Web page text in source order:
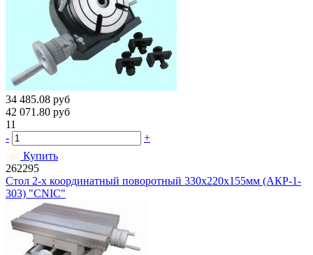
34 485.08 руб
42 071.80 руб
11
-
+
Купить
262295
Стол 2-х координатный поворотный 330х220х155мм (АКР-1-
303) "CNIC"